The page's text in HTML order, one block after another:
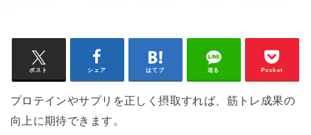
ポスト シェア はてブ 送る Pocket
プロテインやサプリを正しく摂取すれば、筋トレ成果の
向上に期待できます。